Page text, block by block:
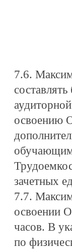
7.6.
освоению
зачетных
7.7.
освоении
часов. В
по